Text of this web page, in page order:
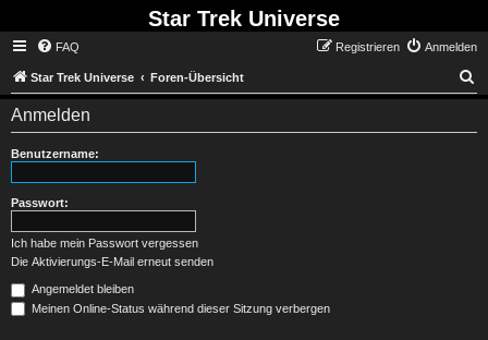
Star Trek Universe
FAQ Anmelden
Registrieren
Star Trek Universe Foren-Übersicht
Anmelden
Benutzername:
Passwort:
Ich habe mein Passwort vergessen
Die Aktivierungs-E-Mail erneut senden
Angemeldet bleiben
Meinen Online-Status während dieser Sitzung verbergen